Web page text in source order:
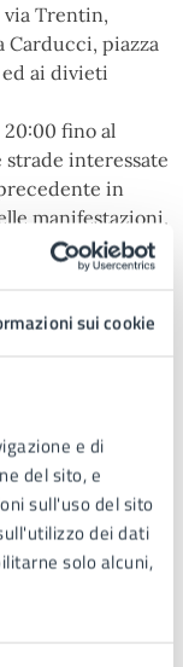
sui cookie
e di
del sito, e
sull'uso del sito
dei dati
solo alcuni,
via Trentin,
Carducci, piazza
ai divieti
fino al
interessate
in
manifestazioni,
sulla pista
su via Dante
possa essere
alle 24:00,
la sosta
con rimozione
su una
al servizio